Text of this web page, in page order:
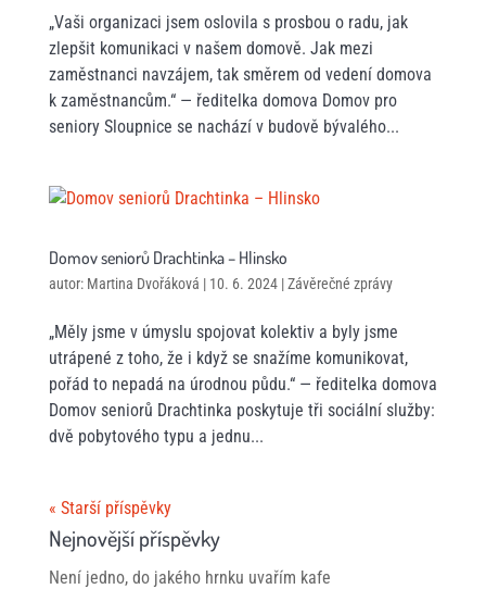
„Vaši organizaci jsem oslovila s prosbou o radu, jak
zlepšit komunikaci v našem domově. Jak mezi
zaměstnanci navzájem, tak směrem od vedení domova
k zaměstnancům.“ — ředitelka domova Domov pro
seniory Sloupnice se nachází v budově bývalého...
Domov seniorů Drachtinka – Hlinsko
autor: Martina Dvořáková | 10. 6. 2024|Závěrečné zprávy
„Měly jsme v úmyslu spojovat kolektiv a byly jsme
utrápené z toho, že i když se snažíme komunikovat,
pořád to nepadá na úrodnou půdu.“ — ředitelka domova
Domov seniorů Drachtinka poskytuje tři sociální služby:
dvě pobytového typu a jednu...
« Starší příspěvky
Nejnovější příspěvky
Není jedno, do jakého hrnku uvařím kafe